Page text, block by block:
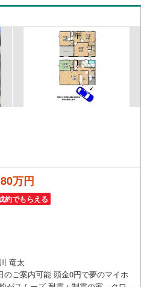
万円
約でもらえる
竜太
のご案内可能 頭金0円で夢のマイホ